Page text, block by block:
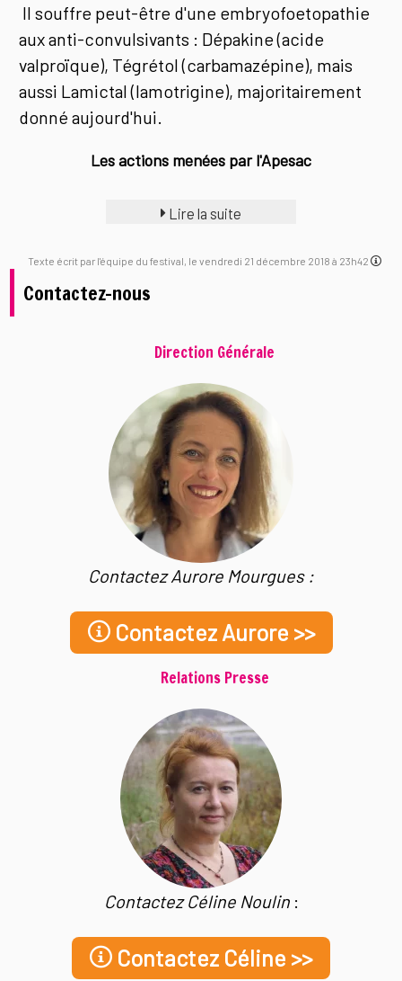
Il souffre peut-être d'une embryofoetopathie
aux anti-convulsivants : Dépakine (acide
valproïque), Tégrétol (carbamazépine), mais
aussi Lamictal (lamotrigine), majoritairement
donné aujourd'hui.
Les actions menées par l'Apesac
Lire la suite
Texte écrit par l'équipe du festival, le vendredi 21 décembre 2018 à 23h42
Contactez-nous
Direction Générale
Contactez Aurore Mourgues :
Contactez Aurore >>
Relations Presse
Contactez Céline Noulin:
Contactez Céline >>